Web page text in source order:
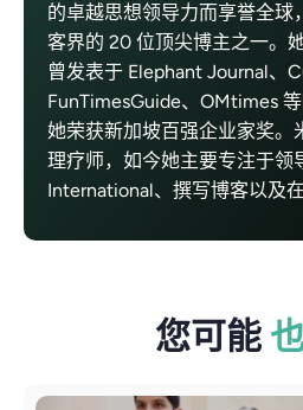
的卓越思想领导力而享誉全球
客界的 20 位顶尖博主之一。
曾发表于 Elephant Journal、
FunTimesGuide、OMtimes
她荣获新加坡百强企业家奖。
理疗师，如今她主要专注于领
International、撰写博客以及
您可能